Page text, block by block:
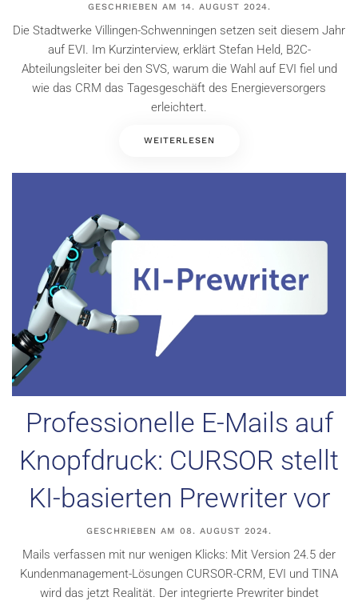
GESCHRIEBEN AM 14. AUGUST 2024.
Die Stadtwerke Villingen-Schwenningen setzen seit diesem Jahr
auf EVI. Im Kurzinterview, erklärt Stefan Held, B2C-
Abteilungsleiter bei den SVS, warum die Wahl auf EVI fiel und
wie das CRM das Tagesgeschäft des Energieversorgers
erleichtert.
WEITERLESEN
Professionelle E-Mails auf
Knopfdruck: CURSOR stellt
KI-basierten Prewriter vor
GESCHRIEBEN AM 08. AUGUST 2024.
Mails verfassen mit nur wenigen Klicks: Mit Version 24.5 der
Kundenmanagement-Lösungen CURSOR-CRM, EVI und TINA
wird das jetzt Realität. Der integrierte Prewriter bindet